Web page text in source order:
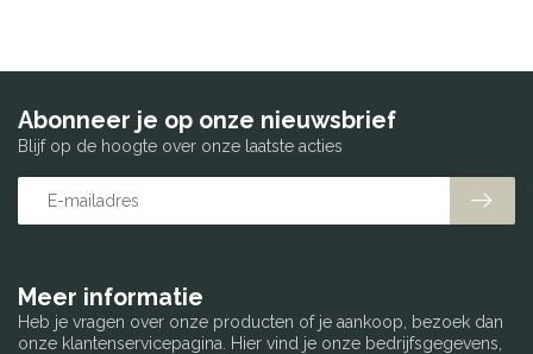
Meer informatie
Heb je vragen over onze producten of je aankoop, bezoek dan
onze klantenservicepagina. Hier vind je onze bedrijfsgegevens,
Abonneer je op onze nieuwsbrief
Blijf op de hoogte over onze laatste acties